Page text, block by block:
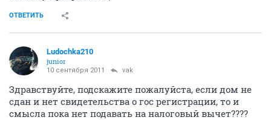
ОТВЕТИТЬ
Ludochka210
junior
10 сентября 2011 vak
Здравствуйте, подскажите пожалуйста, если дом не
сдан и нет свидетельства о гос регистрации, то и
смысла пока нет подавать на налоговый вычет????